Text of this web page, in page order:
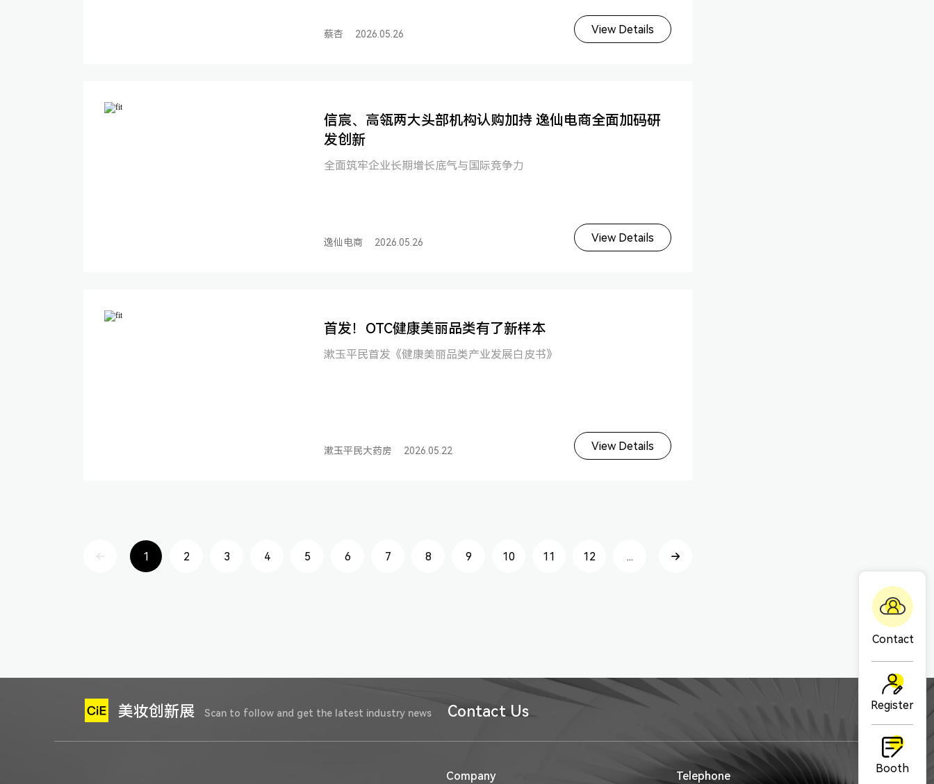
蔡杏 2026.05.26 View Details
信宸、高瓴两大头部机构认购加持 逸仙电商全面加码研
发创新
全面筑牢企业长期增长底气与国际竞争力
逸仙电商 2026.05.26 View Details
首发！OTC健康美丽品类有了新样本
漱玉平民首发《健康美丽品类产业发展白皮书》
漱玉平民大药房 2026.05.22 View Details
1 2 3 4 5 6 7 8 9 10 11 12 ...
美妆创新展 Scan to follow and get the latest industry news Contact Us
Company Telephone
Contact
Register
Booth